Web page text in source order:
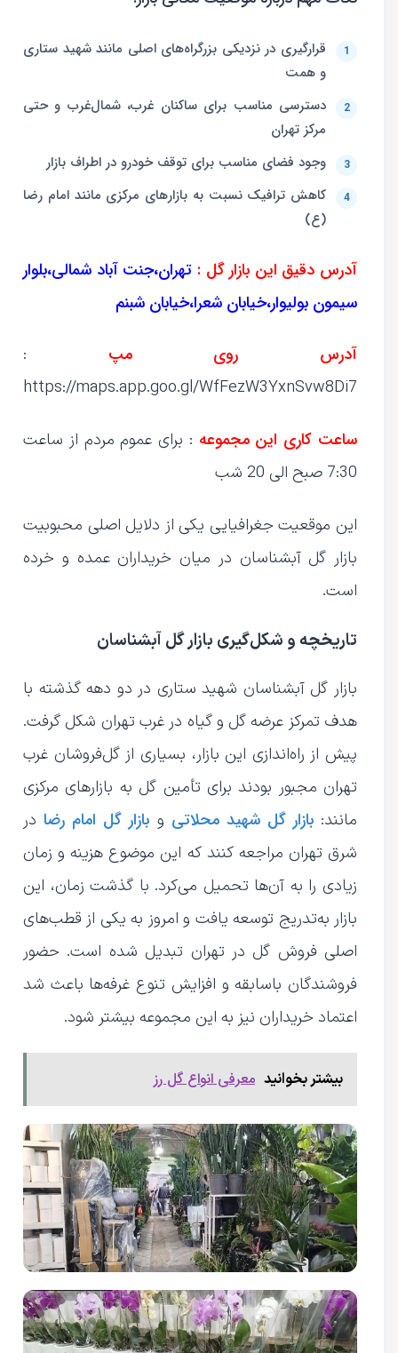
قرارگیری در نزدیکی بزرگراه‌های اصلی مانند شهید ستاری
و همت
دسترسی مناسب برای ساکنان غرب، شمال‌غرب و حتی
مرکز تهران
وجود فضای مناسب برای توقف خودرو در اطراف بازار
کاهش ترافیک نسبت به بازارهای مرکزی مانند امام رضا
(ع)
آدرس دقیق این بازار گل : تهران،جنت آباد شمالی،بلوار
سیمون بولیوار،خیابان شعرا،خیابان شبنم
آدرس روی مپ:
https://maps.app.goo.gl/WfFezW3YxnSvw8Di7
ساعت کاری این مجموعه: برای عموم مردم از ساعت
7:30 صبح الی 20 شب
این موقعیت جغرافیایی یکی از دلایل اصلی محبوبیت
بازار گل آبشناسان در میان خریداران عمده و خرده
است.
تاریخچه و شکل‌گیری بازار گل آبشناسان
بازار گل آبشناسان شهید ستاری در دو دهه گذشته با
هدف تمرکز عرضه گل و گیاه در غرب تهران شکل گرفت.
پیش از راه‌اندازی این بازار، بسیاری از گل‌فروشان غرب
تهران مجبور بودند برای تأمین گل به بازارهای مرکزی
مانند: بازار گل شهید محلاتیو بازار گل امام رضادر
شرق تهران مراجعه کنند که این موضوع هزینه و زمان
زیادی را به آن‌ها تحمیل می‌کرد. با گذشت زمان، این
بازار به‌تدریج توسعه یافت و امروز به یکی از قطب‌های
اصلی فروش گل در تهران تبدیل شده است. حضور
فروشندگان باسابقه و افزایش تنوع غرفه‌ها باعث شد
اعتماد خریداران نیز به این مجموعه بیشتر شود.
بیشتر بخوانید معرفی انواع گل رز